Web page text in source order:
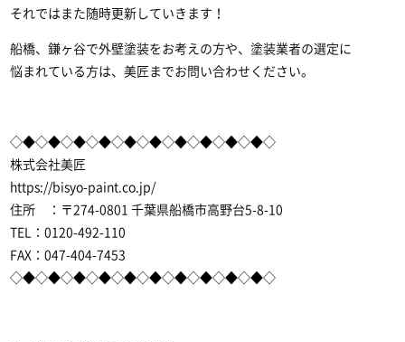
それではまた随時更新していきます！
船橋、鎌ヶ谷で外壁塗装をお考えの方や、塗装業者の選定に
悩まれている方は、美匠までお問い合わせください。
◇◆◇◆◇◆◇◆◇◆◇◆◇◆◇◆◇◆◇◆◇
株式会社美匠
https://bisyo-paint.co.jp/
住所 ：〒274-0801 千葉県船橋市高野台5-8-10
TEL：0120-492-110
FAX：047-404-7453
◇◆◇◆◇◆◇◆◇◆◇◆◇◆◇◆◇◆◇◆◇